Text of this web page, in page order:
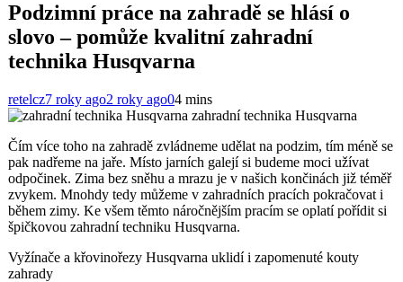
Podzimní práce na zahradě se hlásí o
slovo – pomůže kvalitní zahradní
technika Husqvarna
retelcz7 roky ago2 roky ago04 mins
zahradní technika Husqvarna
Čím více toho na zahradě zvládneme udělat na podzim, tím méně se
pak nadřeme na jaře. Místo jarních galejí si budeme moci užívat
odpočinek. Zima bez sněhu a mrazu je v našich končinách již téměř
zvykem. Mnohdy tedy můžeme v zahradních pracích pokračovat i
během zimy. Ke všem těmto náročnějším pracím se oplatí pořídit si
špičkovou zahradní techniku Husqvarna.
Vyžínače a křovinořezy Husqvarna uklidí i zapomenuté kouty
zahrady